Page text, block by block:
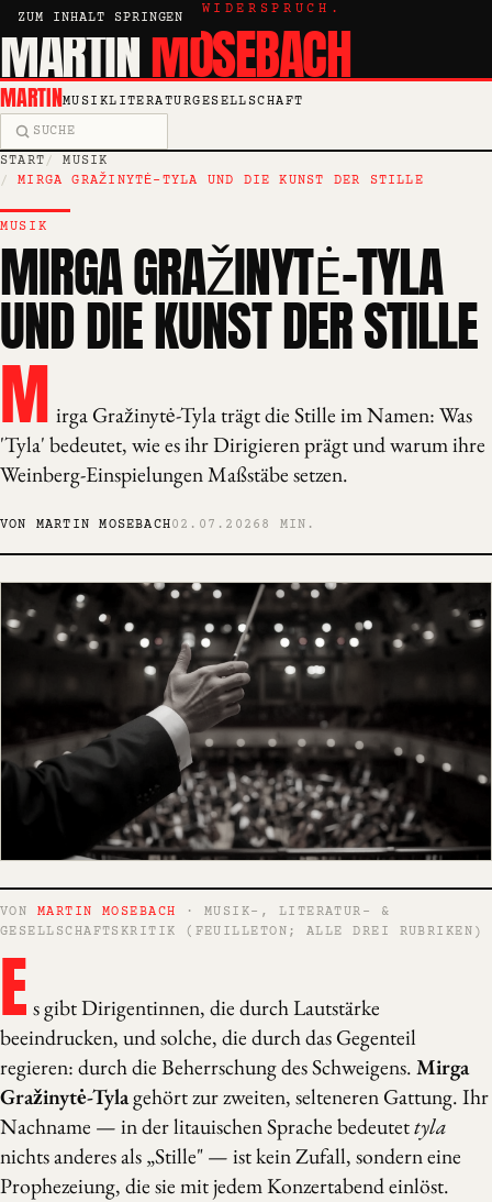
ZUM INHALT SPRINGEN
KRITIK, ESSAY, WIDERSPRUCH.
MARTINMOSEBACH
MARTINMUSIKLITERATURGESELLSCHAFT
Suche
START
MUSIK
MIRGA GRAŽINYTĖ-TYLA UND DIE KUNST DER STILLE
MUSIK
MIRGA GRAŽINYTĖ-TYLA
UND DIE KUNST DER STILLE
M irga Gražinytė-Tyla trägt die Stille im Namen: Was
'Tyla' bedeutet, wie es ihr Dirigieren prägt und warum ihre
Weinberg-Einspielungen Maßstäbe setzen.
VON MARTIN MOSEBACH02.07.2026 8 MIN.
VON MARTIN MOSEBACH
· MUSIK-, LITERATUR- &
GESELLSCHAFTSKRITIK (FEUILLETON; ALLE DREI RUBRIKEN)
E s gibt Dirigentinnen, die durch Lautstärke
beeindrucken, und solche, die durch das Gegenteil
regieren: durch die Beherrschung des Schweigens.Mirga
Gražinytė-Tylagehört zur zweiten, selteneren Gattung. Ihr
Nachname — in der litauischen Sprache bedeutettyla
nichts anderes als „Stille" — ist kein Zufall, sondern eine
Prophezeiung, die sie mit jedem Konzertabend einlöst.